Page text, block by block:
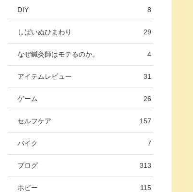
DIY 8
しばいぬひまわり 29
なぜ鍼灸師はモテるのか。 4
アイテムレビュー 31
ゲーム 26
セルフケア 157
バイク 7
ブログ 313
ホビー 115